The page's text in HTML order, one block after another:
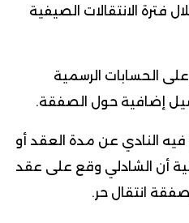
فترة الانتقالات الصيفية
الحسابات الرسمية
إضافية حول الصفقة.
النادي عن مدة العقد أو
أن الشادلي وقع على عقد